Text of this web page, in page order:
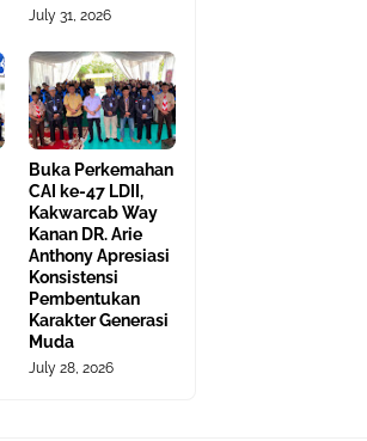
July 31, 2026
Buka Perkemahan
CAI ke-47 LDII,
Kakwarcab Way
Kanan DR. Arie
Anthony Apresiasi
Konsistensi
Pembentukan
Karakter Generasi
Muda
July 28, 2026